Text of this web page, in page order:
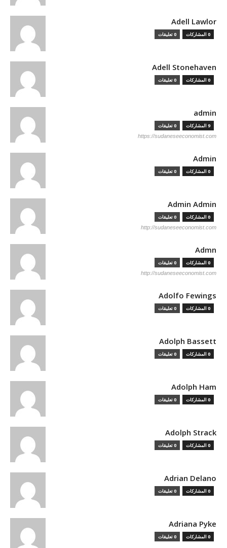
Adell Lawlor
0 المشاركات 0 تعليقات
Adell Stonehaven
0 المشاركات 0 تعليقات
admin
9 المشاركات 0 تعليقات
https://sudaneseeconomist.com
Admin
0 المشاركات 0 تعليقات
Admin Admin
0 المشاركات 0 تعليقات
http://sudaneseeconomist.com
Admn
0 المشاركات 0 تعليقات
http://sudaneseeconomist.com
Adolfo Fewings
0 المشاركات 0 تعليقات
Adolph Bassett
0 المشاركات 0 تعليقات
Adolph Ham
0 المشاركات 0 تعليقات
Adolph Strack
0 المشاركات 0 تعليقات
Adrian Delano
0 المشاركات 0 تعليقات
Adriana Pyke
0 المشاركات 0 تعليقات